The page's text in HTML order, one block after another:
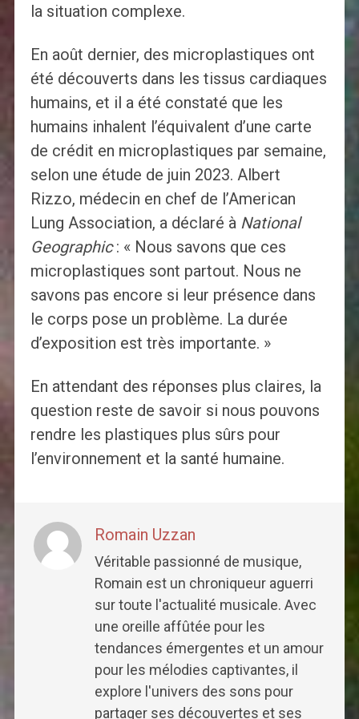
la situation complexe.
En août dernier, des microplastiques ont
été découverts dans les tissus cardiaques
humains, et il a été constaté que les
humains inhalent l’équivalent d’une carte
de crédit en microplastiques par semaine,
selon une étude de juin 2023. Albert
Rizzo, médecin en chef de l’American
Lung Association, a déclaré à National
Geographic: « Nous savons que ces
microplastiques sont partout. Nous ne
savons pas encore si leur présence dans
le corps pose un problème. La durée
d’exposition est très importante. »
En attendant des réponses plus claires, la
question reste de savoir si nous pouvons
rendre les plastiques plus sûrs pour
l’environnement et la santé humaine.
Romain Uzzan
Véritable passionné de musique,
Romain est un chroniqueur aguerri
sur toute l'actualité musicale. Avec
une oreille affûtée pour les
tendances émergentes et un amour
pour les mélodies captivantes, il
explore l'univers des sons pour
partager ses découvertes et ses